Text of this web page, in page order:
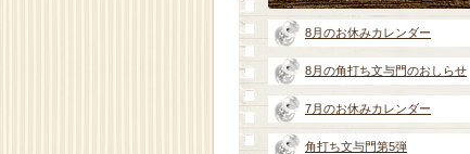
8月のお休みカレンダー
8月の角打ち文与門のおしらせ
7月のお休みカレンダー
角打ち文与門第5弾